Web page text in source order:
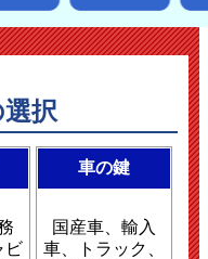
択
ビ
車の鍵
国産車、輸入
車、トラック、